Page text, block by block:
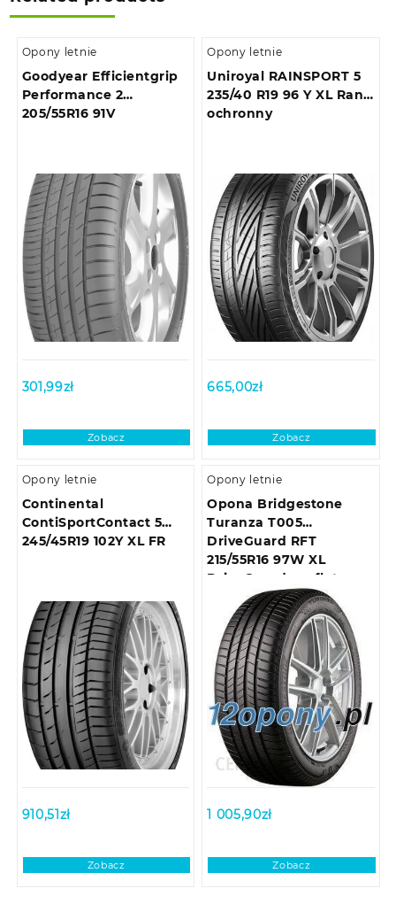
Opony letnie
Goodyear Efficientgrip
Performance 2
205/55R16 91V
301,99zł
Zobacz
Opony letnie
Uniroyal RAINSPORT 5
235/40 R19 96 Y XL Rant
ochronny
665,00zł
Zobacz
Opony letnie
Continental
ContiSportContact 5
245/45R19 102Y XL FR
910,51zł
Zobacz
Opony letnie
Opona Bridgestone
Turanza T005
DriveGuard RFT
215/55R16 97W XL
DriveGuard runflat
1 005,90zł
Zobacz